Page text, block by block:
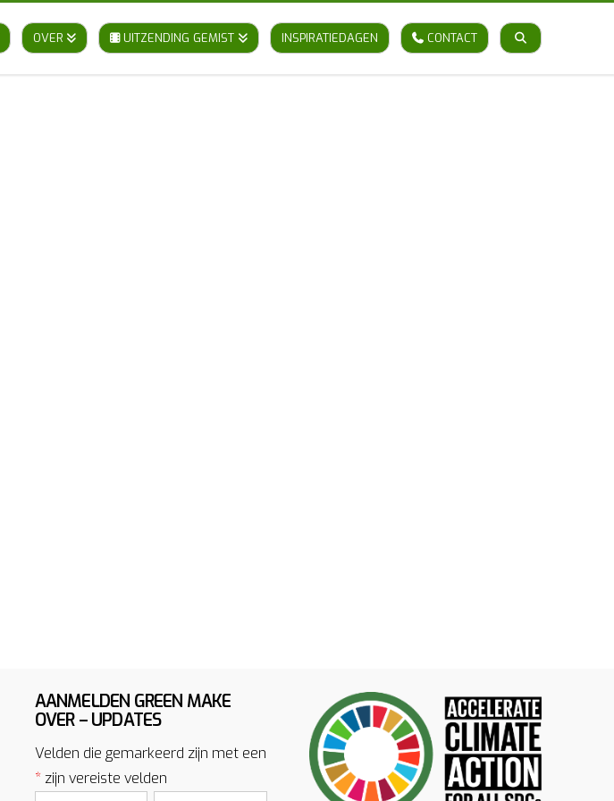
OVER UITZENDING GEMIST INSPIRATIEDAGEN CONTACT
AANMELDEN GREEN MAKE
OVER – UPDATES
Velden die gemarkeerd zijn met een
*zijn vereiste velden